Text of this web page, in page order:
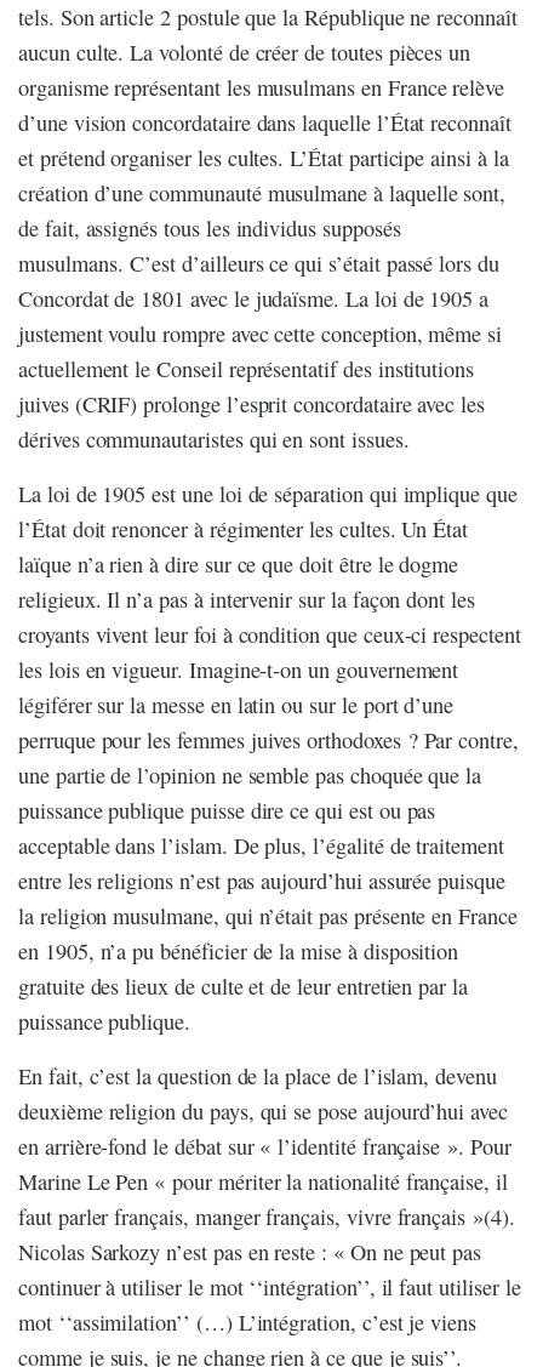
tels. Son article 2 postule que la République ne reconnaît
aucun culte. La volonté de créer de toutes pièces un
organisme représentant les musulmans en France relève
d’une vision concordataire dans laquelle l’État reconnaît
et prétend organiser les cultes. L’État participe ainsi à la
création d’une communauté musulmane à laquelle sont,
de fait, assignés tous les individus supposés
musulmans. C’est d’ailleurs ce qui s’était passé lors du
Concordat de 1801 avec le judaïsme. La loi de 1905 a
justement voulu rompre avec cette conception, même si
actuellement le Conseil représentatif des institutions
juives (CRIF) prolonge l’esprit concordataire avec les
dérives communautaristes qui en sont issues.
La loi de 1905 est une loi de séparation qui implique que
l’État doit renoncer à régimenter les cultes. Un État
laïque n’a rien à dire sur ce que doit être le dogme
religieux. Il n’a pas à intervenir sur la façon dont les
croyants vivent leur foi à condition que ceux-ci respectent
les lois en vigueur. Imagine-t-on un gouvernement
légiférer sur la messe en latin ou sur le port d’une
perruque pour les femmes juives orthodoxes ? Par contre,
une partie de l’opinion ne semble pas choquée que la
puissance publique puisse dire ce qui est ou pas
acceptable dans l’islam. De plus, l’égalité de traitement
entre les religions n’est pas aujourd’hui assurée puisque
la religion musulmane, qui n’était pas présente en France
en 1905, n’a pu bénéficier de la mise à disposition
gratuite des lieux de culte et de leur entretien par la
puissance publique.
En fait, c’est la question de la place de l’islam, devenu
deuxième religion du pays, qui se pose aujourd’hui avec
en arrière-fond le débat sur « l’identité française ». Pour
Marine Le Pen « pour mériter la nationalité française, il
faut parler français, manger français, vivre français »(4).
Nicolas Sarkozy n’est pas en reste : « On ne peut pas
continuer à utiliser le mot ‘‘intégration’’, il faut utiliser le
mot ‘‘assimilation’’ (…) L’intégration, c’est je viens
comme je suis, je ne change rien à ce que je suis’’.